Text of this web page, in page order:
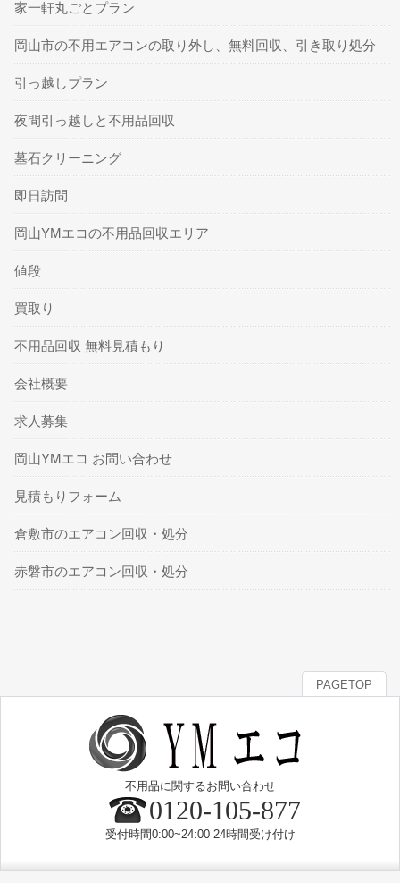
家一軒丸ごとプラン
岡山市の不用エアコンの取り外し、無料回収、引き取り処分
引っ越しプラン
夜間引っ越しと不用品回収
墓石クリーニング
即日訪問
岡山YMエコの不用品回収エリア
値段
買取り
不用品回収 無料見積もり
会社概要
求人募集
岡山YMエコ お問い合わせ
見積もりフォーム
倉敷市のエアコン回収・処分
赤磐市のエアコン回収・処分
PAGETOP
不用品に関するお問い合わせ
0120-105-877
受付時間0:00~24:00 24時間受け付け